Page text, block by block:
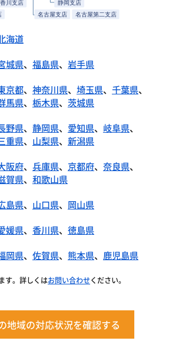
海道
城県、 福島県、 岩手県
京都、 神奈川県、 埼玉県、 千葉県、
馬県、 栃木県、 茨城県
野県、 静岡県、 愛知県、 岐阜県、
重県、 山梨県、 新潟県
阪府、 兵庫県、 京都府、 奈良県、
賀県、 和歌山県
島県、 山口県、 岡山県
媛県、 香川県、 徳島県
岡県、 佐賀県、 熊本県、 鹿児島県
す。詳しくはお問い合わせください。
地域の対応状況を確認する